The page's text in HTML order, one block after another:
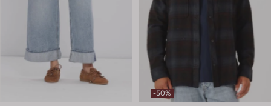
-50%